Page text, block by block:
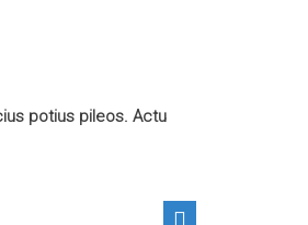
potius pileos. Actu